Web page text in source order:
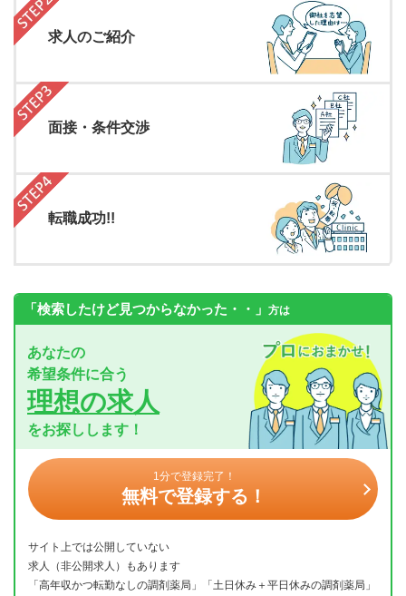
求人のご紹介
面接・条件交渉
転職成功!!
「検索したけど見つからなかった・・」 方は
あなたの
希望条件に合う
理想の求人
をお探しします！
1分で登録完了！
無料で登録する！
サイト上では公開していない
求人（非公開求人）もあります
「高年収かつ転勤なしの調剤薬局」「土日休み＋平日休みの調剤薬局」